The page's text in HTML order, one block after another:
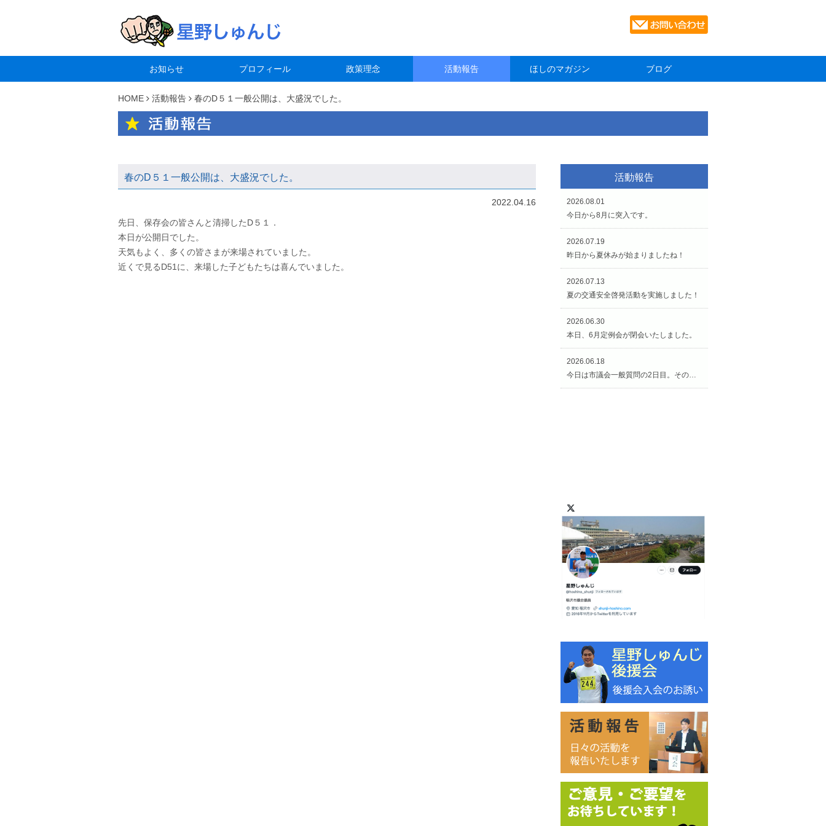
お知らせ プロフィール 政策理念 活動報告 ほしのマガジン ブログ
HOME 活動報告 春のD５１一般公開は、大盛況でした。
春のD５１一般公開は、大盛況でした。
2022.04.16
先日、保存会の皆さんと清掃したD５１．
本日が公開日でした。
天気もよく、多くの皆さまが来場されていました。
近くで見るD51に、来場した子どもたちは喜んでいました。
活動報告
2026.08.01
今日から8月に突入です。
2026.07.19
昨日から夏休みが始まりましたね！
2026.07.13
夏の交通安全啓発活動を実施しました！
2026.06.30
本日、6月定例会が閉会いたしました。
2026.06.18
今日は市議会一般質問の2日目。その後、矢合観音様の近くの「矢合の杜」へ。